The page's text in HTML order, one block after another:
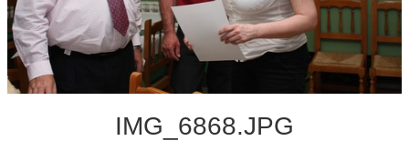
Contacto
IMG_6868.JPG